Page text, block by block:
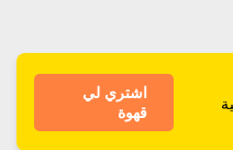
اشتري لي
قهوة